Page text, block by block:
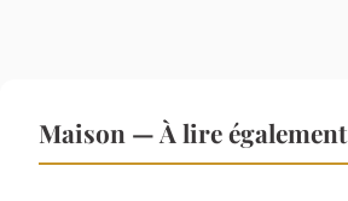
Maison — À lire également